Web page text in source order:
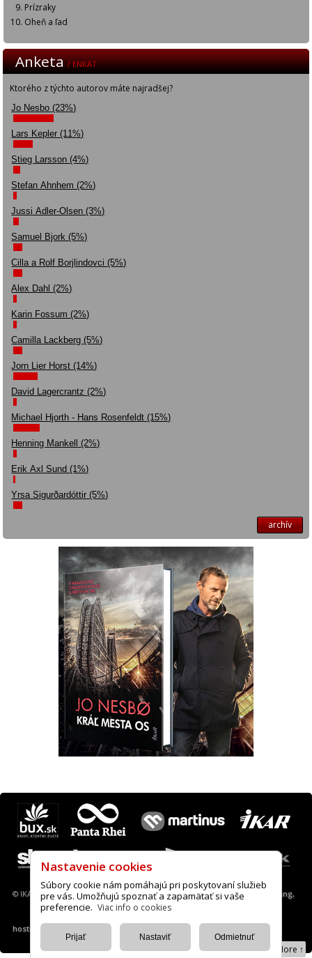
Hore ↑
Prízraky
Oheň a ľad
Anketa/ ENKÄT
Ktorého z týchto autorov máte najradšej?
Jo Nesbo (23%)
Lars Kepler (11%)
Stieg Larsson (4%)
Stefan Ahnhem (2%)
Jussi Adler-Olsen (3%)
Samuel Bjork (5%)
Cilla a Rolf Borjlindovci (5%)
Alex Dahl (2%)
Karin Fossum (2%)
Camilla Lackberg (5%)
Jorn Lier Horst (14%)
David Lagercrantz (2%)
Michael Hjorth - Hans Rosenfeldt (15%)
Henning Mankell (2%)
Erik Axl Sund (1%)
Yrsa Sigurðardóttir (5%)
archív
© IKAR a. s., 2013-2022 |Nastavenie cookies|A.I.S. webové stránky, desing,
hosting